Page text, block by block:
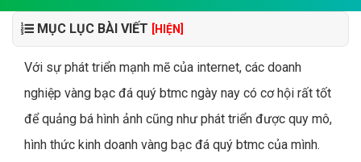
MỤC LỤC BÀI VIẾT [HIỆN]
Với sự phát triển mạnh mẽ của internet, các doanh
nghiệp vàng bạc đá quý btmc ngày nay có cơ hội rất tốt
để quảng bá hình ảnh cũng như phát triển được quy mô,
hình thức kinh doanh vàng bạc đá quý btmc của mình.